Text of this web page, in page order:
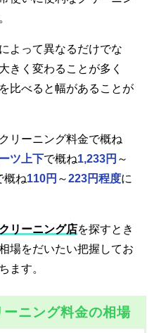
よって異なるだけでな
きく変わることが多く
比べると幅があることが
リーニング料金で概ね
ツ上下で概ね1,233円 ～
概ね110円 ～223円程度に
リーニング店を探すとき
場をだいたい把握してお
ます。
ニング料金の相場